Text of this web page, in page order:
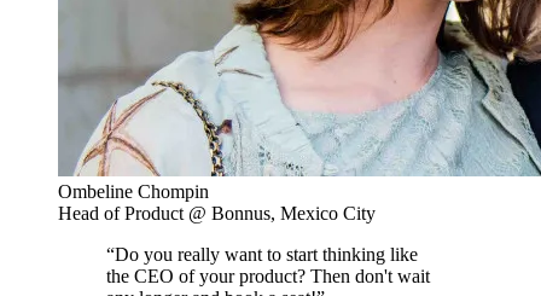
Ombeline Chompin
Head of Product @ Bonnus, Mexico City
“Do you really want to start thinking like
the CEO of your product? Then don't wait